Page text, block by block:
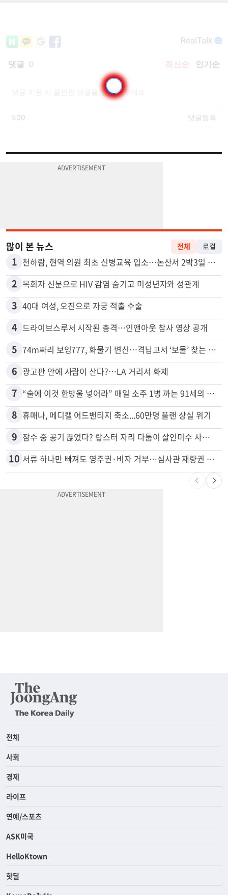
많이 본 뉴스
1
2 목회자 신분으로 HIV 감염 숨기고 미성년자와 성관계
3 40대 여성, 오진으로 자궁 적출 수술
4 드라이브스루서 시작된 총격…인앤아웃 참사 영상 공개
5
6 광고판 안에 사람이 산다?…LA 거리서 화제
7 “술에 이것 한방울 넣어라” 매일 소주 1병 까는 91세의 철칙
8 휴매나, 메디캘 어드밴티지 축소...60만명 플랜 상실 위기
9 잠수 중 공기 끊었다? 랍스터 자리 다툼이 살인미수 사건으로
서류 하나만 빠져도 영주권·비자 거부…심사관 재량권 대폭 확대
전체
사회
경제
라이프
연예/스포츠
ASK미국
HelloKtown